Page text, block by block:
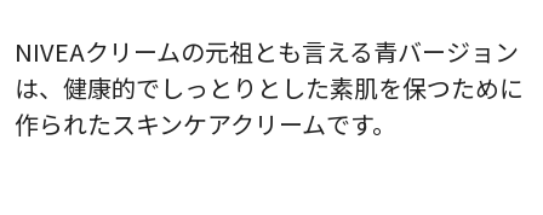
NIVEAクリームの元祖とも言える青バージョン
は、健康的でしっとりとした素肌を保つために
作られたスキンケアクリームです。